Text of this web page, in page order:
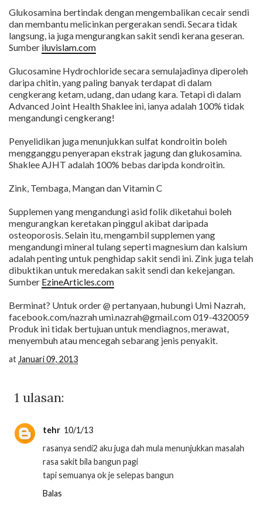
Glukosamina bertindak dengan mengembalikan cecair sendi
dan membantu melicinkan pergerakan sendi. Secara tidak
langsung, ia juga mengurangkan sakit sendi kerana geseran.
Sumber iluvislam.com
Glucosamine Hydrochloride secara semulajadinya diperoleh
daripa chitin, yangpaling banyak terdapatdi dalam
cengkerang ketam, udang, dan udang kara . Tetapi di dalam
Advanced Joint Health Shaklee ini, ianya adalah 100% tidak
mengandungi cengkerang!
Penyelidikan juga menunjukkan sulfat kondroitin boleh
mengganggu penyerapan ekstrak jagung dan glukosamina.
Shaklee AJHT adalah 100% bebas daripda kondroitin.
Zink, Tembaga, Mangan dan Vitamin C
Supplemen yang mengandungi asid folik diketahui boleh
mengurangkan keretakan pinggul akibat daripada
osteoporosis. Selain itu, mengambil supplemen yang
mengandungi mineral tulang seperti magnesium dan kalsium
adalah penting untuk penghidap sakit sendi ini. Zink juga telah
dibuktikan untuk meredakan sakit sendi dan kekejangan.
Sumber EzineArticles.com
Berminat? Untuk order @ pertanyaan, hubungi Umi Nazrah,
facebook.com/nazrah umi.nazrah@gmail.com 019-4320059
Produk ini tidak bertujuan untuk mendiagnos, merawat,
menyembuh atau mencegah sebarang jenis penyakit.
at Januari 09, 2013
1 ulasan:
tehr 10/1/13
rasanya sendi2 aku juga dah mula menunjukkan masalah
rasa sakit bila bangun pagi
tapi semuanya ok je selepas bangun
Balas